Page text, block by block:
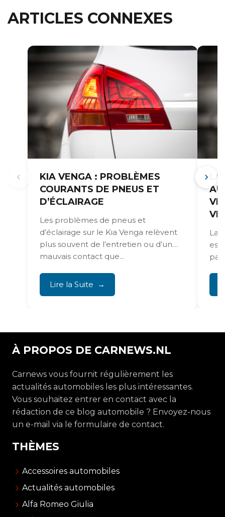
ARTICLES CONNEXES
KIA VENGA : PROBLÈMES
COURANTS DE PNEUS ET
D’ÉCLAIRAGE
Les problèmes de pneus et
d’éclairage sur le Kia Venga relèvent
plus souvent de l’entretien ou d’un
mauvais contact que...
Lire la Suite
La
est
À PROPOS DE CARNEWS.NL
Carnews vous fournit régulièrement les
actualités automobiles les plus intéressantes.
Vous souhaitez entrer en contact avec la
rédaction de ce blog automobile ? Envoyez-nous
un e-mail via le formulaire de contact.
THÈMES
Accessoires automobiles
Actualités automobiles
Alfa Romeo Giulia